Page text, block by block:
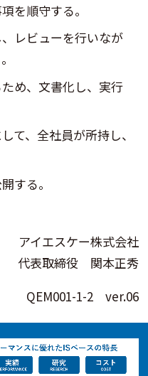
を順守する。
レビューを行いなが
め、文書化し、実行
て、全社員が所持し、
する。
アイエスケー株式会社
代表取締役 関本正秀
QEM001-1-2 ver.06